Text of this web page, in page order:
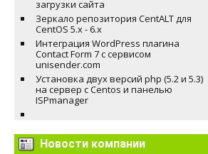
загрузки сайта
Зеркало репозитория CentALT для
CentOS 5.x - 6.x
Интеграция WordPress плагина
Contact Form 7 с сервисом
unisender.com
Установка двух версий php (5.2 и 5.3)
на сервер с Centos и панелью
ISPmanager
Новости компании